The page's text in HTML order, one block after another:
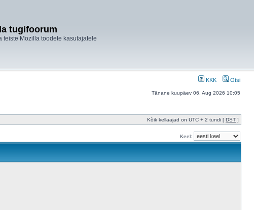
tugifoorum
teiste Mozilla toodete kasutajatele
KKK Otsi
Tänane kuupäev 06. Aug 2026 10:05
Kõik kellaajad on UTC + 2 tundi [ DST ]
Keel: